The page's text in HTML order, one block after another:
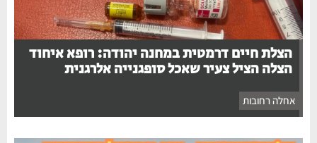
הצלת חיים דרמטית במחנה יהודה: רופא איחוד
הצלה הציל צעיר שאכל סופגנייה אלרגנית
אחלה רחובות